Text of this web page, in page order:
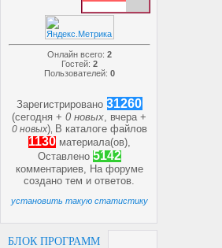
Онлайн всего: 2
Гостей: 2
Пользователей: 0
Зарегистрировано 31260
(сегодня +0 новых, вчера +
0 новых) В каталоге файлов
1130 материала(ов),
Оставлено 5142
комментариев, На форуме
созданотем иответов.
установить такую статистику
БЛОК ПРОГРАММ